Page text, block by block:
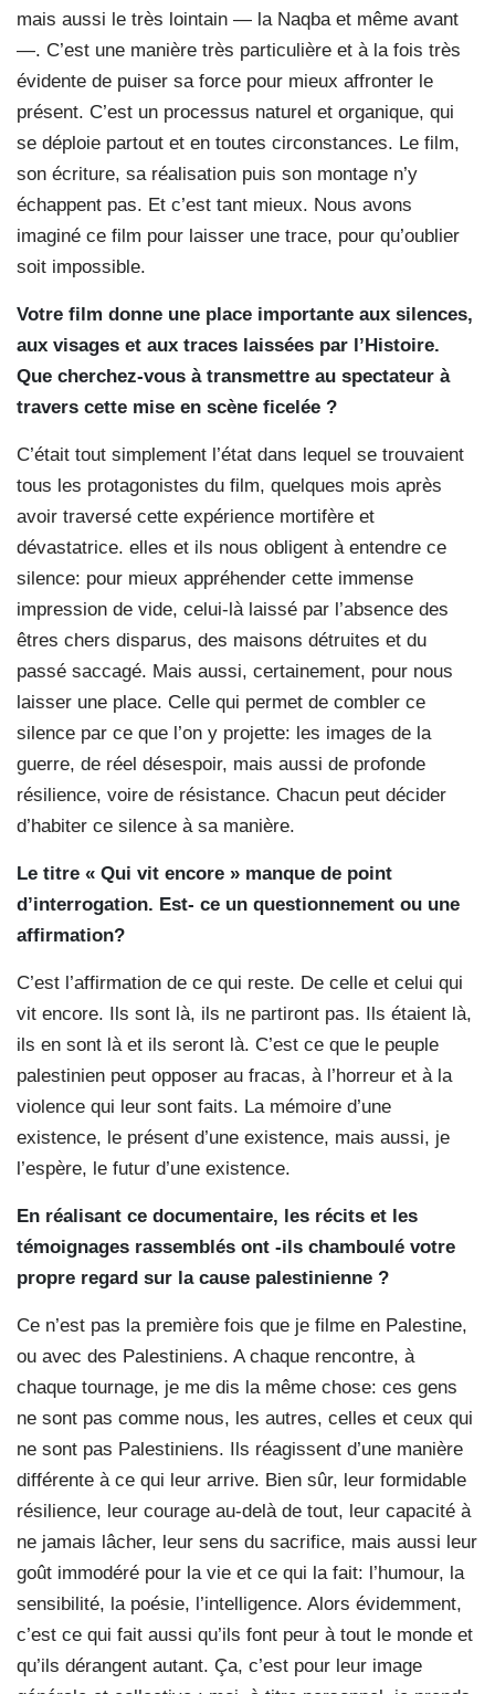
mais aussi le très lointain — la Naqba et même avant
—. C’est une manière très particulière et à la fois très
évidente de puiser sa force pour mieux affronter le
présent. C’est un processus naturel et organique, qui
se déploie partout et en toutes circonstances. Le film,
son écriture, sa réalisation puis son montage n’y
échappent pas. Et c’est tant mieux. Nous avons
imaginé ce film pour laisser une trace, pour qu’oublier
soit impossible.
Votre film donne une place importante aux silences,
aux visages et aux traces laissées par l’Histoire.
Que cherchez-vous à transmettre au spectateur à
travers cette mise en scène ficelée ?
C’était tout simplement l’état dans lequel se trouvaient
tous les protagonistes du film, quelques mois après
avoir traversé cette expérience mortifère et
dévastatrice. elles et ils nous obligent à entendre ce
silence: pour mieux appréhender cette immense
impression de vide, celui-là laissé par l’absence des
êtres chers disparus, des maisons détruites et du
passé saccagé. Mais aussi, certainement, pour nous
laisser une place. Celle qui permet de combler ce
silence par ce que l’on y projette: les images de la
guerre, de réel désespoir, mais aussi de profonde
résilience, voire de résistance. Chacun peut décider
d’habiter ce silence à sa manière.
Le titre « Qui vit encore » manque de point
d’interrogation. Est- ce un questionnement ou une
affirmation?
C’est l’affirmation de ce qui reste. De celle et celui qui
vit encore. Ils sont là, ils ne partiront pas. Ils étaient là,
ils en sont là et ils seront là. C’est ce que le peuple
palestinien peut opposer au fracas, à l’horreur et à la
violence qui leur sont faits. La mémoire d’une
existence, le présent d’une existence, mais aussi, je
l’espère, le futur d’une existence.
En réalisant ce documentaire, les récits et les
témoignages rassemblés ont -ils chamboulé votre
propre regard sur la cause palestinienne ?
Ce n’est pas la première fois que je filme en Palestine,
ou avec des Palestiniens. A chaque rencontre, à
chaque tournage, je me dis la même chose: ces gens
ne sont pas comme nous, les autres, celles et ceux qui
ne sont pas Palestiniens. Ils réagissent d’une manière
différente à ce qui leur arrive. Bien sûr, leur formidable
résilience, leur courage au-delà de tout, leur capacité à
ne jamais lâcher, leur sens du sacrifice, mais aussi leur
goût immodéré pour la vie et ce qui la fait: l’humour, la
sensibilité, la poésie, l’intelligence. Alors évidemment,
c’est ce qui fait aussi qu’ils font peur à tout le monde et
qu’ils dérangent autant. Ça, c’est pour leur image